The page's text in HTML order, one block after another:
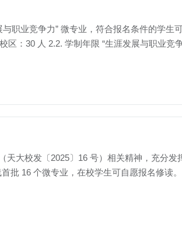
职业竞争力” 微专业，符合报名条件的学生
大校发〔2025〕16 号）相关精神，充分
批 16 个微专业，在校学生可自愿报名修读